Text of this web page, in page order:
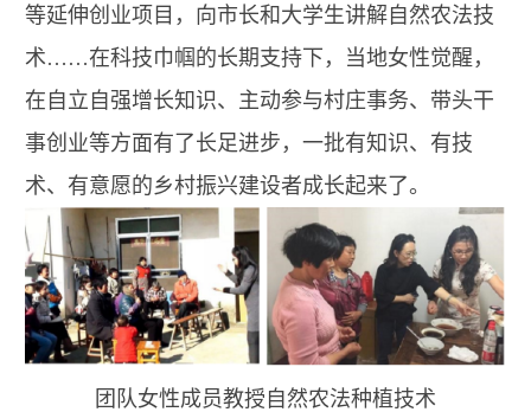
等延伸创业项目，向市长和大学生讲解自然农法技
术……在科技巾帼的长期支持下，当地女性觉醒，
在自立自强增长知识、主动参与村庄事务、带头干
事创业等方面有了长足进步，一批有知识、有技
术、有意愿的乡村振兴建设者成长起来了。
团队女性成员教授自然农法种植技术